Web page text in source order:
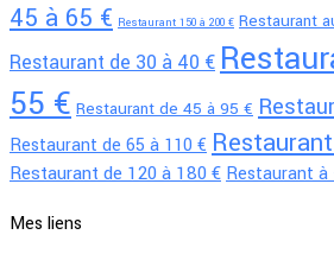
45 à 65 € Restaurant 150 à 200 € Restaurant
Restaurant de 30 à 40 €
55 € Restaurant de 45 à 95 €
Restaurant de 65 à 110 €
Restaurant de 120 à 180 € Restaurant à
Mes liens